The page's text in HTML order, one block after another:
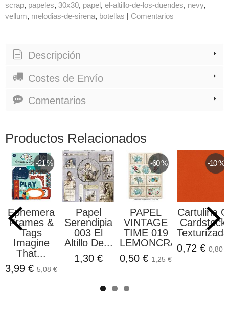
scrap papeles 30x30 papel el-altillo-de-los-duendes nevy
vellum melodias-de-sirena botellas | Comentarios
Descripción
Costes de Envío
Comentarios
Productos Relacionados
-21 %
Ephemera
Frames &
Tags
Imagine
That...
3,99 € 5,08 €
Papel
Serendipia
003 El
Altillo De...
1,30 €
-60 %
PAPEL
VINTAGE
TIME 019
LEMONCRAFT
0,50 € 1,25 €
-10 %
Cartulina O
Cardstock
0,72 € 0,80 €